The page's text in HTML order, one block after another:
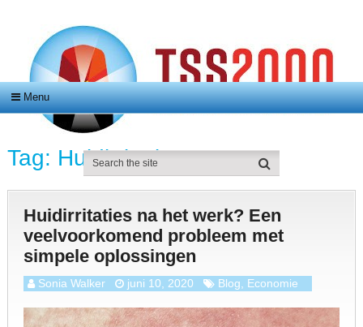
Menu
Tag: Huidirritaties
Huidirritaties na het werk? Een
veelvoorkomend probleem met
simpele oplossingen
Sonia Walker juni 10, 2020 Blog, Economie